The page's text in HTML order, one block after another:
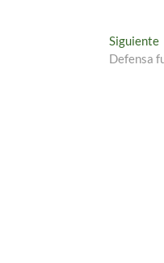
Siguiente
Defensa